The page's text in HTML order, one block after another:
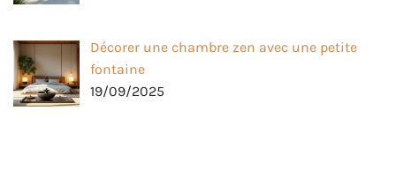
Décorer une chambre zen avec une petite
fontaine
19/09/2025